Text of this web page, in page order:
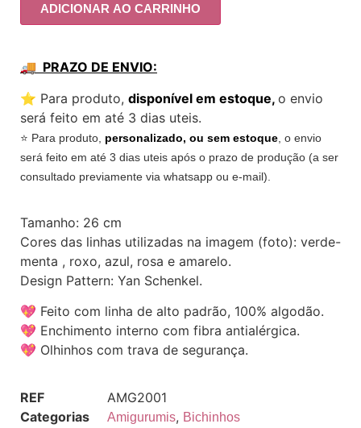
ADICIONAR AO CARRINHO
🚚 PRAZO DE ENVIO:
⭐️ Para produto, disponível em estoque, o envio
será feito em até 3 dias uteis.
⭐️ Para produto, personalizado, ou sem estoque , o envio
será feito em até 3 dias uteis após o prazo de produção (a ser
consultado previamente via whatsapp ou e-mail).
Tamanho: 26 cm
Cores das linhas utilizadas na imagem (foto): verde-
menta , roxo, azul, rosa e amarelo.
Design Pattern: Yan Schenkel.
💖 Feito com linha de alto padrão, 100% algodão.
💖 Enchimento interno com fibra antialérgica.
💖 Olhinhos com trava de segurança.
REF
AMG2001
Categorias
Amigurumis, Bichinhos